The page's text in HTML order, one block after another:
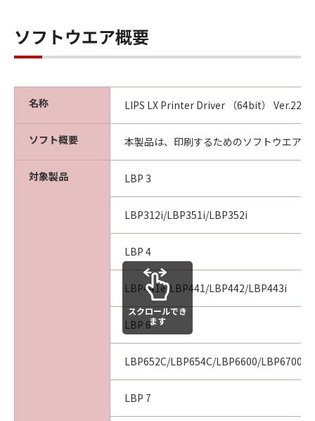
CONTAINED IN THE SOFTWARE WILL MEET
YOUR REQUIREMENTS OR THAT THE
OPERATION OF THE SOFTWARE WILL BE
[NO LIABILITY FOR DAMAGES] IN NO EVENT
SHALL EITHER CANON, CANON'S
SUBSIDIARIES OR AFFILIATES, THEIR
DISTRIBUTORS DEALERS OR CANON'S
LICENSORS BE LIABLE FOR ANY DAMAGES
WHATSOEVER (INCLUDING WITHOUT
LIMITATION, LOSS OF BUSINESS PROFITS,
BUSINESS INTERRUPTION OR OTHER
COMPENSATORY, INCIDENTAL OR
CONSEQUENTIAL DAMAGES) ARISING OUT OF
THE SOFTWARE, USE THEREOF OR INABILITY
TO USE THE SOFTWARE EVEN IF EITHER
CANON, CANON'S SUBSIDIARIES OR
AFFILIATES, THEIR DISTRIBUTORS, DEALERS
OR CANON'S LICENSORS HAVE BEEN ADVISED
OF THE POSSIBILITY OF SUCH DAMAGES.
SOME STATES OR LEGAL JURISDICTIONS DO
NOT ALLOW THE LIMITATION OR EXCLUSION
ソフトウエア概要
名称 LIPS LX Printer Driver （64bit）
ソフト概要 本製品は、印刷するためのソフトウエアで
対象製品 LBP 3
LBP312i/LBP351i/LBP352i
LBP 4
LBP441e/LBP441/LBP442/LBP443i
LBP 6
LBP652C/LBP654C/LBP6600/LBP6700/
LBP 7
スクロールでき
ます